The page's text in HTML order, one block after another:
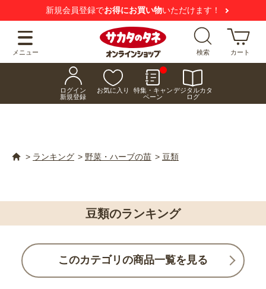
新規会員登録でお得にお買い物いただけます！
メニュー 検索 カート
ログイン
新規登録
お気に入り
特集・キャン
ペーン
デジタルカタ
ログ
> ランキング > 野菜・ハーブの苗 > 豆類
豆類のランキング
このカテゴリの商品一覧を見る